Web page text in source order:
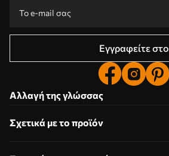
Εγγραφείτε στο
Αλλαγή της γλώσσας
Σχετικά με το προϊόν